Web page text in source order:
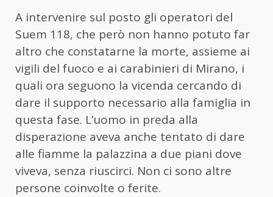
A intervenire sul posto gli operatori del
Suem 118, che però non hanno potuto far
altro che constatarne la morte, assieme ai
vigili del fuoco e ai carabinieri di Mirano, i
quali ora seguono la vicenda cercando di
dare il supporto necessario alla famiglia in
questa fase. L’uomo in preda alla
disperazione aveva anche tentato di dare
alle fiamme la palazzina a due piani dove
viveva, senza riuscirci. Non ci sono altre
persone coinvolte o ferite.